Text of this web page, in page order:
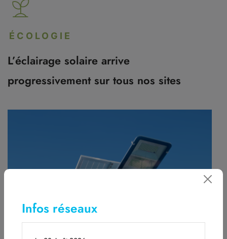
ÉCOLOGIE
L’éclairage solaire arrive
progressivement sur tous nos sites
Infos réseaux